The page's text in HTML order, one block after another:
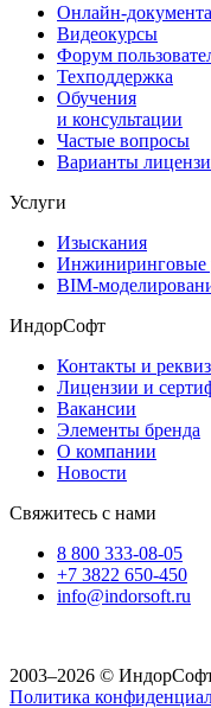
Онлайн-
Видеокурсы
Форум
Техподдержка
Обучения
и консультации
Частые вопросы
Варианты
Услуги
Изыскания
Инжиниринговые
BIM-
ИндорСофт
Контакты и
Лицензии и
Вакансии
Элементы бренда
О компании
Новости
Свяжитесь с нами
8 800 333-08-05
+7 3822 650-450
info@indorsoft.ru
2003–2026 ©
Политика